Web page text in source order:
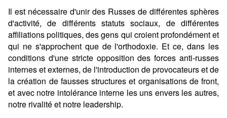
Il est nécessaire d'unir des Russes de différentes sphères
d'activité, de différents statuts sociaux, de différentes
affiliations politiques, des gens qui croient profondément et
qui ne s'approchent que de l'orthodoxie. Et ce, dans les
conditions d'une stricte opposition des forces anti-russes
internes et externes, de l'introduction de provocateurs et de
la création de fausses structures et organisations de front,
et avec notre intolérance interne les uns envers les autres,
notre rivalité et notre leadership.